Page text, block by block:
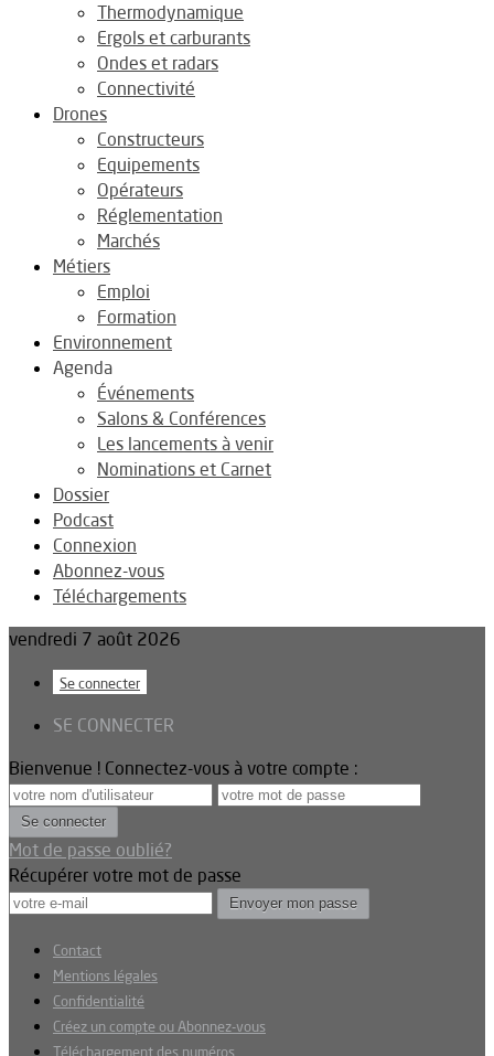
Thermodynamique
Ergols et carburants
Ondes et radars
Connectivité
Drones
Constructeurs
Equipements
Opérateurs
Réglementation
Marchés
Métiers
Emploi
Formation
Environnement
Agenda
Événements
Salons & Conférences
Les lancements à venir
Nominations et Carnet
Dossier
Podcast
Connexion
Abonnez-vous
Téléchargements
vendredi 7 août 2026
Se connecter
SE CONNECTER
Bienvenue ! Connectez-vous à votre compte :
Mot de passe oublié?
Récupérer votre mot de passe
Contact
Mentions légales
Confidentialité
Créez un compte ou Abonnez-vous
Téléchargement des numéros